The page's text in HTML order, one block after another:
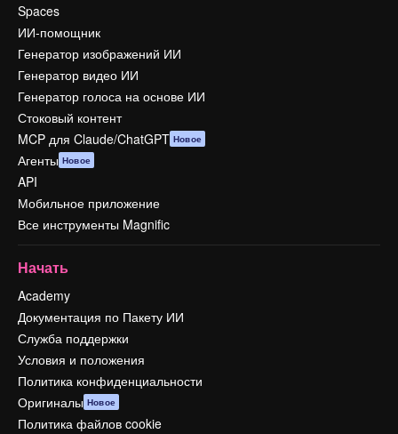
Spaces
ИИ-помощник
Генератор изображений ИИ
Генератор видео ИИ
Генератор голоса на основе ИИ
Стоковый контент
MCP для Claude/ChatGPT Новое
Агенты Новое
API
Мобильное приложение
Все инструменты Magnific
Начать
Academy
Документация по Пакету ИИ
Служба поддержки
Условия и положения
Политика конфиденциальности
Оригиналы Новое
Политика файлов cookie